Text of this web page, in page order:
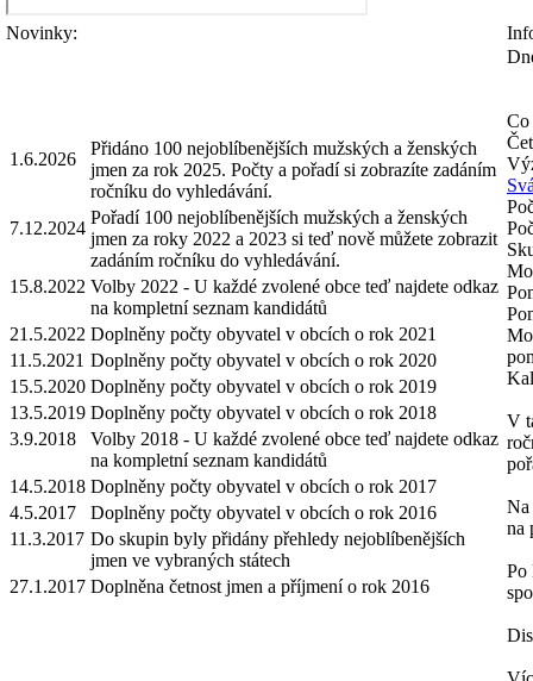
Novinky:
1.6.2026
Přidáno 100 nejoblíbenějších mužských a ženských
jmen za rok 2025. Počty a pořadí si zobrazíte zadáním
ročníku do vyhledávání.
7.12.2024
Pořadí 100 nejoblíbenějších mužských a ženských
jmen za roky 2022 a 2023 si teď nově můžete zobrazit
zadáním ročníku do vyhledávání.
15.8.2022 Volby 2022 - U každé zvolené obce teď najdete odkaz
na kompletní seznam kandidátů
21.5.2022 Doplněny počty obyvatel v obcích o rok 2021
11.5.2021 Doplněny počty obyvatel v obcích o rok 2020
15.5.2020 Doplněny počty obyvatel v obcích o rok 2019
13.5.2019 Doplněny počty obyvatel v obcích o rok 2018
3.9.2018
Volby 2018 - U každé zvolené obce teď najdete odkaz
na kompletní seznam kandidátů
14.5.2018 Doplněny počty obyvatel v obcích o rok 2017
4.5.2017
Doplněny počty obyvatel v obcích o rok 2016
11.3.2017 Do skupin byly přidány přehledy nejoblíbenějších
jmen ve vybraných státech
27.1.2017 Doplněna četnost jmen a příjmení o rok 2016
Co
V
Na
na
Po